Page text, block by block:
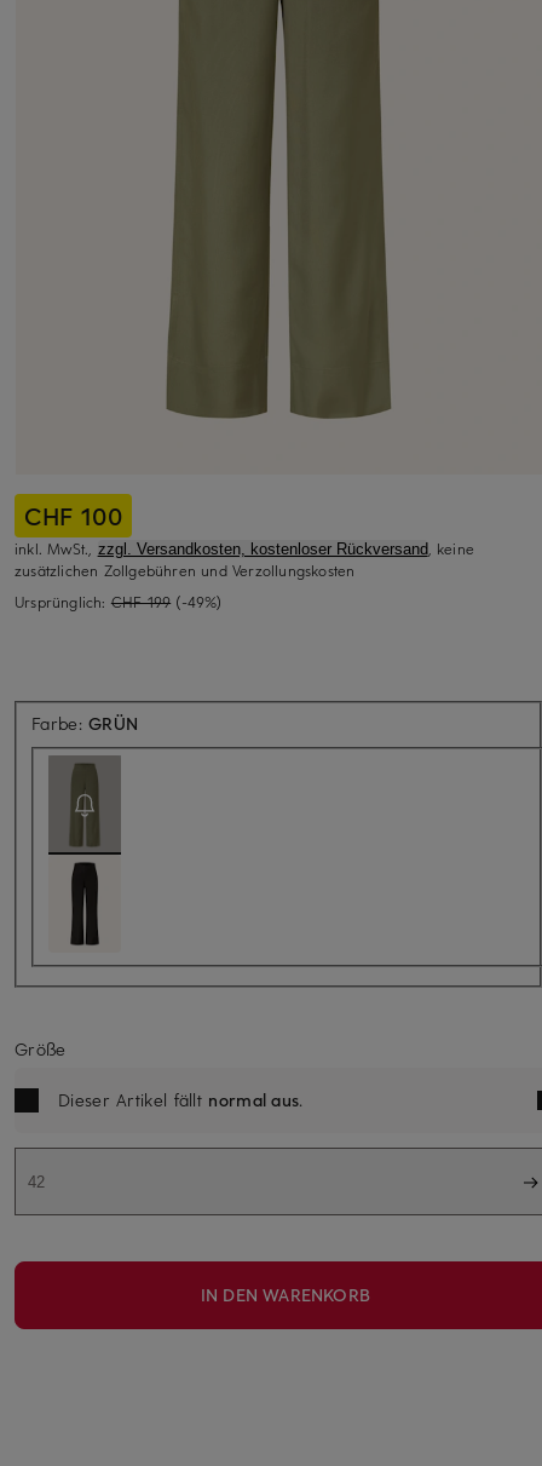
CHF 100
inkl. MwSt., zzgl. Versandkosten, kostenloser Rückversand, keine
zusätzlichen Zollgebühren und Verzollungskosten
Ursprünglich: CHF 199 (-49%)
Farbe:GRÜN
Größe
Dieser Artikel fällt normal aus.
42
IN DEN WARENKORB